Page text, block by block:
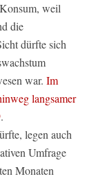
weil
die
dürfte sich
war. Im
langsamer
.
legen auch
Umfrage
Monaten